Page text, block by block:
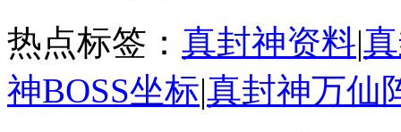
热点标签： 真封神资料|
神BOSS坐标|真封神万仙